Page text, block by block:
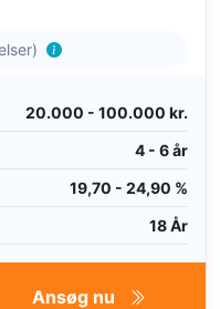
20.000 - 100.000 kr.
4 - 6 år
19,70 - 24,90 %
18 År
Ansøg nu